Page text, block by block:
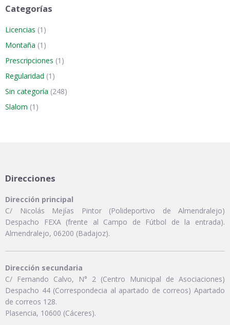
Categorías
Licencias (1)
Montaña (1)
Prescripciones (1)
Regularidad (1)
Sin categoría (248)
Slalom (1)
Direcciones
Dirección principal
C/ Nicolás Mejías Pintor (Polideportivo de Almendralejo)
Despacho FEXA (frente al Campo de Fútbol de la entrada).
Almendralejo, 06200 (Badajoz).
Dirección secundaria
C/ Fernando Calvo, N° 2 (Centro Municipal de Asociaciones)
Despacho 44 (Correspondecia al apartado de correos) Apartado
de correos 128.
Plasencia, 10600 (Cáceres).